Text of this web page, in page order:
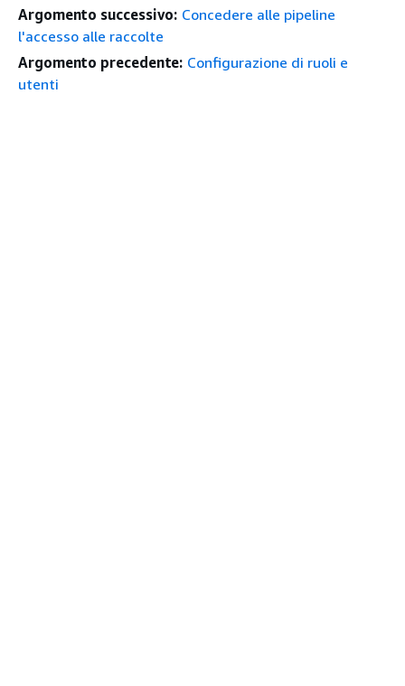
Argomento successivo: Concedere alle pipeline
l'accesso alle raccolte
Argomento precedente: Configurazione di ruoli e
utenti